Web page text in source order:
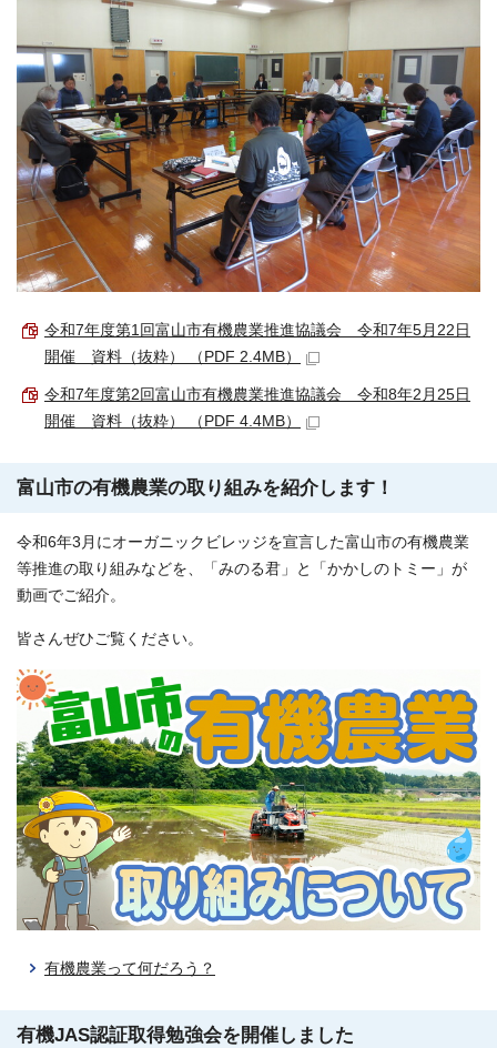
令和7年度第1回富山市有機農業推進協議会 令和7年5月22日
開催 資料（抜粋） （PDF 2.4MB）
令和7年度第2回富山市有機農業推進協議会 令和8年2月25日
開催 資料（抜粋） （PDF 4.4MB）
富山市の有機農業の取り組みを紹介します！
令和6年3月にオーガニックビレッジを宣言した富山市の有機農業
等推進の取り組みなどを、「みのる君」と「かかしのトミー」が
動画でご紹介。
皆さんぜひご覧ください。
有機農業って何だろう？
有機JAS認証取得勉強会を開催しました